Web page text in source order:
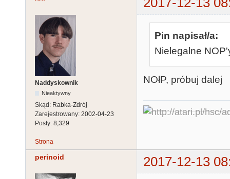
Naddyskownik
Nieaktywny
Skąd: Rabka-Zdrój
Zarejestrowany: 2002-04-23
Posty: 8,329
Pin napisał/a:
Nielegalne
NOłP, próbuj dalej
Strona
perinoid 2017-12-13